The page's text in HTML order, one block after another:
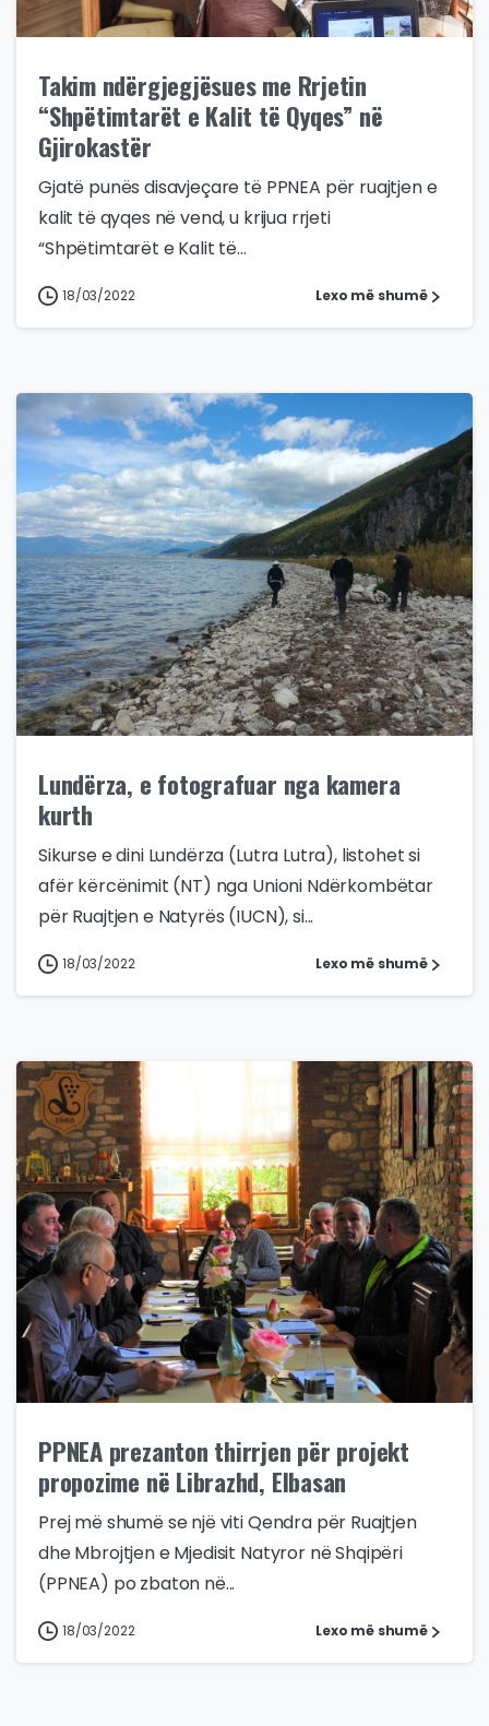
Takim ndërgjegjësues me Rrjetin
“Shpëtimtarët e Kalit të Qyqes” në
Gjirokastër
Gjatë punës disavjeçare të PPNEA për ruajtjen e
kalit të qyqes në vend, u krijua rrjeti
“Shpëtimtarët e Kalit të...
18/03/2022 Lexo më shumë
Lundërza, e fotografuar nga kamera
kurth
Sikurse e dini Lundërza (Lutra Lutra), listohet si
afër kërcënimit (NT) nga Unioni Ndërkombëtar
për Ruajtjen e Natyrës (IUCN), si...
18/03/2022 Lexo më shumë
PPNEA prezanton thirrjen për projekt
propozime në Librazhd, Elbasan
Prej më shumë se një viti Qendra për Ruajtjen
dhe Mbrojtjen e Mjedisit Natyror në Shqipëri
(PPNEA) po zbaton në...
18/03/2022 Lexo më shumë